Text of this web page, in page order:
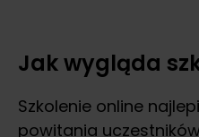
Jak wygląda
Szkolenie online
powitania